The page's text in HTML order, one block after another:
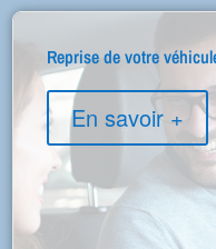
Reprise de votre
En savoir +